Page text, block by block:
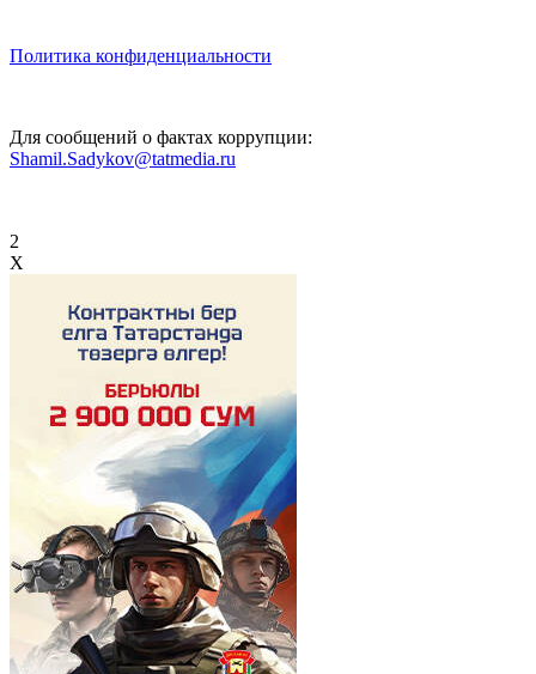
Политика конфиденциальности
Для сообщений о фактах коррупции:
Shamil.Sadykov@tatmedia.ru
2
X